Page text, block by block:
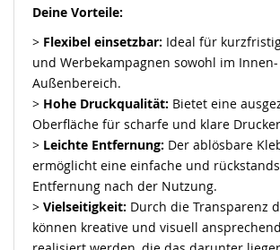
Deine Vorteile:
> Flexibel einsetzbar: Ideal für
und Werbekampagnen sowohl im
Außenbereich.
> Hohe Druckqualität: Bietet eine
Oberfläche für scharfe und klare
> Leichte Entfernung: Der ablösbare
ermöglicht eine einfache und
Entfernung nach der Nutzung.
> Vielseitigkeit: Durch die Transparenz
können kreative und visuell